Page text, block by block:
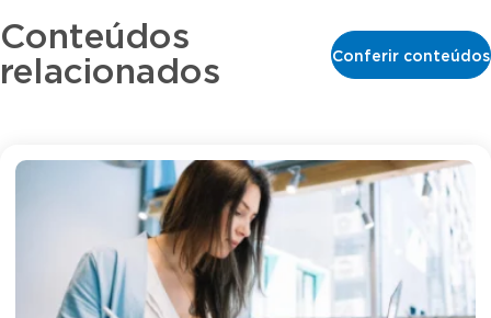
Conteúdos
relacionados
Conferir conteúdos